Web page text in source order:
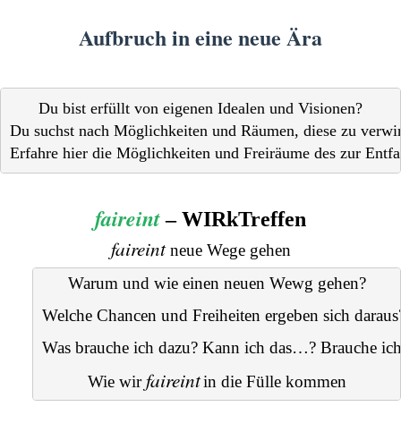
Aufbruch in eine neue Ära
Du bist erfüllt von eigenen Idealen und Visionen?
Du suchst nach Möglichkeiten und Räumen, diese zu
Erfahre hier die Möglichkeiten und Freiräume des zur
faireint– WIRkTreffen
faireintneue Wege gehen
Warum und wie einen neuen Wewg gehen?
Welche Chancen und Freiheiten ergeben sich
Was brauche ich dazu? Kann ich das…? Brauche
Wie wir faireintin die Fülle kommen